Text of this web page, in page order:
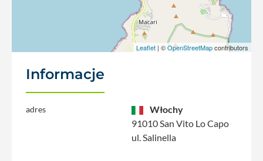
Leaflet | ©OpenStreetMapcontributors
Informacje
adres
Włochy
91010 San Vito Lo Capo
ul. Salinella